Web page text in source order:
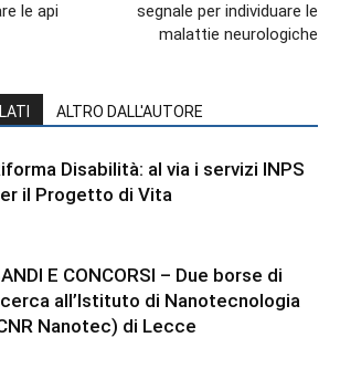
le api
segnale per individuare le
malattie neurologiche
ALTRO DALL'AUTORE
Disabilità: al via i servizi INPS
il Progetto di Vita
E CONCORSI – Due borse di
all’Istituto di Nanotecnologia
Nanotec) di Lecce